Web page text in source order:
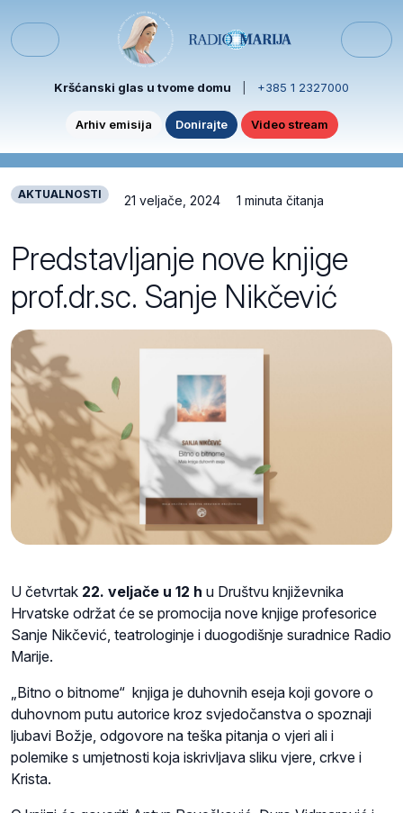
Menu
Kršćanski glas u tvome domu +385 1 2327000
Arhiv emisija Donirajte Video stream
AKTUALNOSTI 21 veljače, 2024 1 minuta čitanja
Predstavljanje nove knjige
prof.dr.sc. Sanje Nikčević
U četvrtak 22. veljače u 12 h u Društvu književnika
Hrvatske održat će se promocija nove knjige profesorice
Sanje Nikčević, teatrologinje i duogodišnje suradnice Radio
Marije.
„Bitno o bitnome“ knjiga je duhovnih eseja koji govore o
duhovnom putu autorice kroz svjedočanstva o spoznaji
ljubavi Božje, odgovore na teška pitanja o vjeri ali i
polemike s umjetnosti koja iskrivljava sliku vjere, crkve i
Krista.